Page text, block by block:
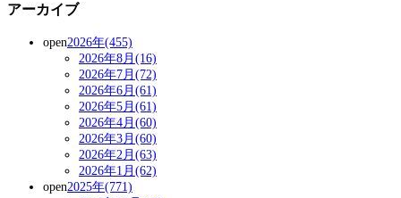
アーカイブ
open2026年(455)
2026年8月(16)
2026年7月(72)
2026年6月(61)
2026年5月(61)
2026年4月(60)
2026年3月(60)
2026年2月(63)
2026年1月(62)
open2025年(771)